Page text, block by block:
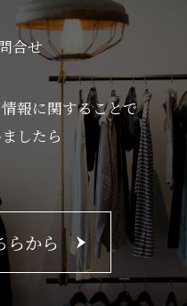
合せ
報に関することで
したら
らから